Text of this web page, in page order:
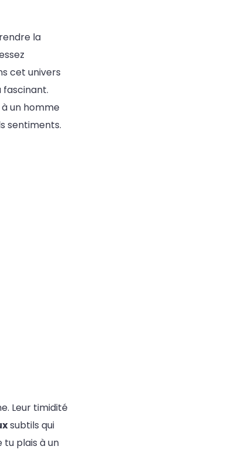
la
cet univers
fascinant.
un homme
sentiments.
Leur timidité
subtils qui
tu plais à un